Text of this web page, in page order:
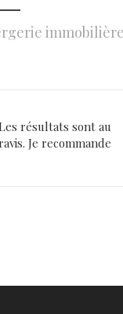
immobilière
résultats sont au
Je recommande